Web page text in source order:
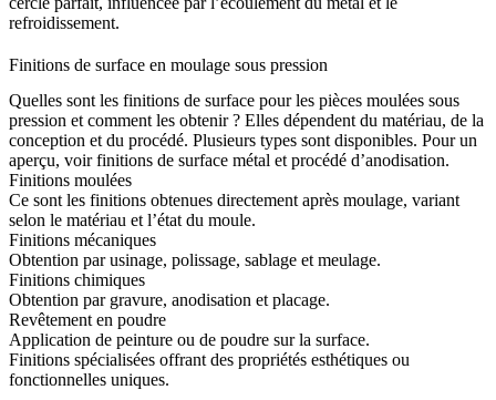
refroidissement.
Finitions de surface en moulage sous pression
Quelles sont les finitions de surface pour les pièces moulées sous
pression et comment les obtenir ? Elles dépendent du matériau, de la
conception et du procédé. Plusieurs types sont disponibles. Pour un
aperçu, voirfinitions de surface métal et procédé d’anodisation.
Finitions moulées
Ce sont les finitions obtenues directement après moulage, variant
selon le matériau et l’état du moule.
Finitions mécaniques
Obtention par usinage, polissage, sablage et meulage.
Finitions chimiques
Obtention par gravure, anodisation et placage.
Revêtement en poudre
Application de peinture ou de poudre sur la surface.
Finitions spécialisées offrant des propriétés esthétiques ou
fonctionnelles uniques.